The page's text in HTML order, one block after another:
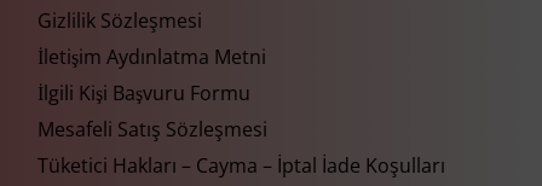
Gizlilik Sözleşmesi
İletişim Aydınlatma Metni
İlgili Kişi Başvuru Formu
Mesafeli Satış Sözleşmesi
Tüketici Hakları – Cayma – İptal İade Koşulları